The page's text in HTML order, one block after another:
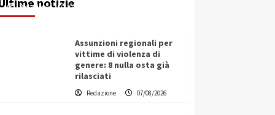
Redazione 07/08/2026
Assunzioni regionali per
vittime di violenza di
genere: 8 nulla osta già
rilasciati
Redazione 07/08/2026